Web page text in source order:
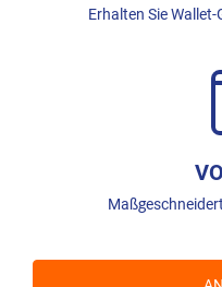
Erhalten Sie